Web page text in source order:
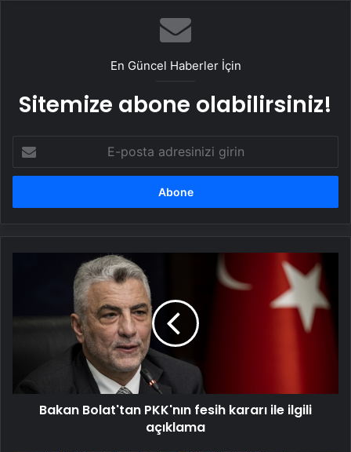
En Güncel Haberler İçin
Sitemize abone olabilirsiniz!
posta
adresinizi
Bakan Bolat'tan PKK'nın fesih kararı ile ilgili
açıklama